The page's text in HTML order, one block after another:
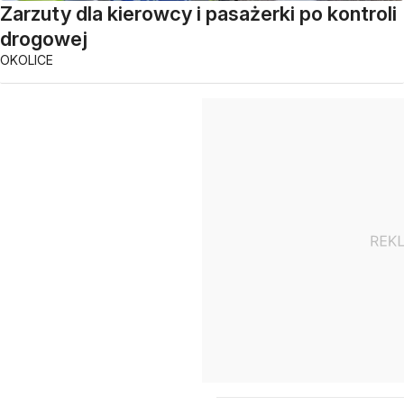
Zarzuty dla kierowcy i pasażerki po kontroli
drogowej
OKOLICE